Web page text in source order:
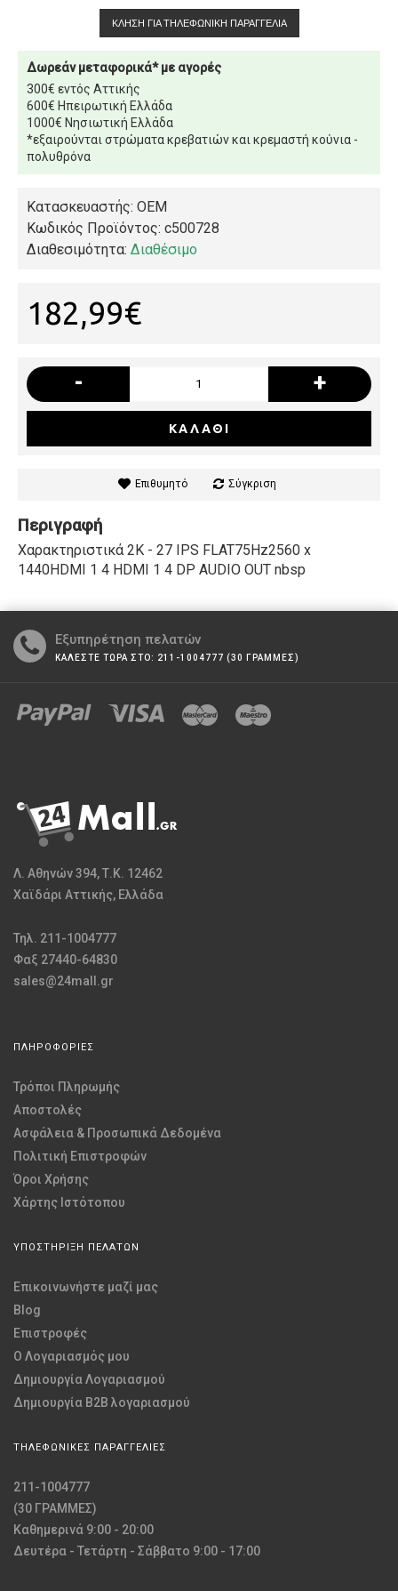
ΚΛΉΣΗ ΓΙΑ ΤΗΛΕΦΩΝΙΚΉ ΠΑΡΑΓΓΕΛΊΑ
Δωρεάν μεταφορικά* με αγορές
300€ εντός Αττικής
600€ Ηπειρωτική Ελλάδα
1000€ Νησιωτική Ελλάδα
*εξαιρούνται στρώματα κρεβατιών και κρεμαστή κούνια -
πολυθρόνα
Κατασκευαστής: OEM
Κωδικός Προϊόντος: c500728
Διαθεσιμότητα: Διαθέσιμο
182,99€
- +
ΚΑΛΆΘΙ
Επιθυμητό Σύγκριση
Περιγραφή
Χαρακτηριστικά 2K - 27 IPS FLAT75Hz2560 x
1440HDMI 1 4 HDMI 1 4 DP AUDIO OUT nbsp
Εξυπηρέτηση πελατών
ΚΑΛΕΣΤΕ ΤΩΡΑ ΣΤΟ: 211-1004777 (30 ΓΡΑΜΜΕΣ)
Λ. Αθηνών 394, Τ.Κ. 12462
Χαϊδάρι Αττικής, Ελλάδα
Τηλ. 211-1004777
Φαξ 27440-64830
sales@24mall.gr
ΠΛΗΡΟΦΟΡΙΕΣ
Τρόποι Πληρωμής
Αποστολές
Ασφάλεια & Προσωπικά Δεδομένα
Πολιτική Επιστροφών
Όροι Χρήσης
Χάρτης Ιστότοπου
ΥΠΟΣΤΗΡΙΞΗ ΠΕΛΑΤΩΝ
Επικοινωνήστε μαζί μας
Blog
Επιστροφές
O Λογαριασμός μου
Δημιουργία Λογαριασμού
Δημιουργία B2B λογαριασμού
ΤΗΛΕΦΩΝΙΚΕΣ ΠΑΡΑΓΓΕΛΙΕΣ
211-1004777
(30 ΓΡΑΜΜΕΣ)
Καθημερινά 9:00 - 20:00
Δευτέρα - Τετάρτη - Σάββατο 9:00 - 17:00